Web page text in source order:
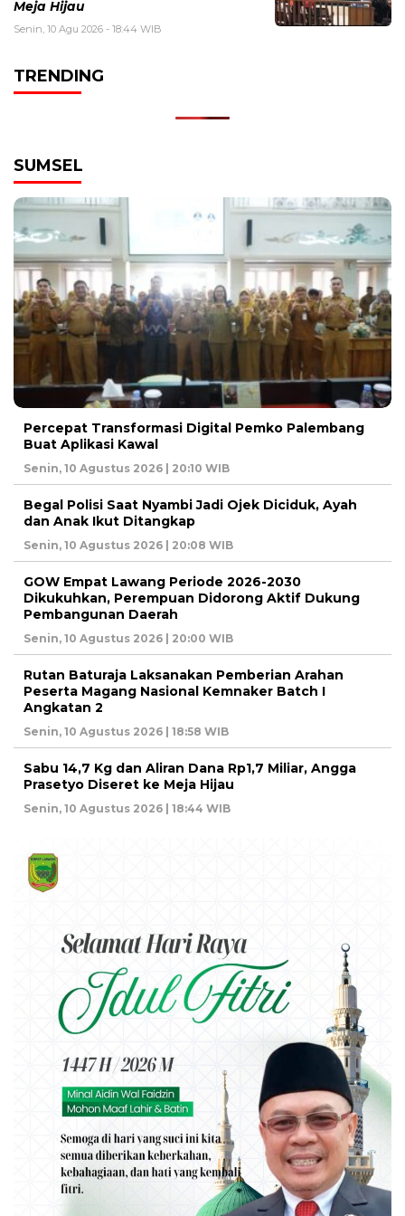
Meja Hijau
Senin, 10 Agu 2026 - 18:44 WIB
TRENDING
SUMSEL
Percepat Transformasi Digital Pemko Palembang
Buat Aplikasi Kawal
Senin, 10 Agustus 2026 | 20:10 WIB
Begal Polisi Saat Nyambi Jadi Ojek Diciduk, Ayah
dan Anak Ikut Ditangkap
Senin, 10 Agustus 2026 | 20:08 WIB
GOW Empat Lawang Periode 2026-2030
Dikukuhkan, Perempuan Didorong Aktif Dukung
Pembangunan Daerah
Senin, 10 Agustus 2026 | 20:00 WIB
Rutan Baturaja Laksanakan Pemberian Arahan
Peserta Magang Nasional Kemnaker Batch I
Angkatan 2
Senin, 10 Agustus 2026 | 18:58 WIB
Sabu 14,7 Kg dan Aliran Dana Rp1,7 Miliar, Angga
Prasetyo Diseret ke Meja Hijau
Senin, 10 Agustus 2026 | 18:44 WIB